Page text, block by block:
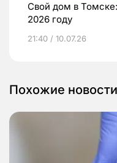
Свой дом в
2026 году
21:40 / 10.07.26
Похожие новости